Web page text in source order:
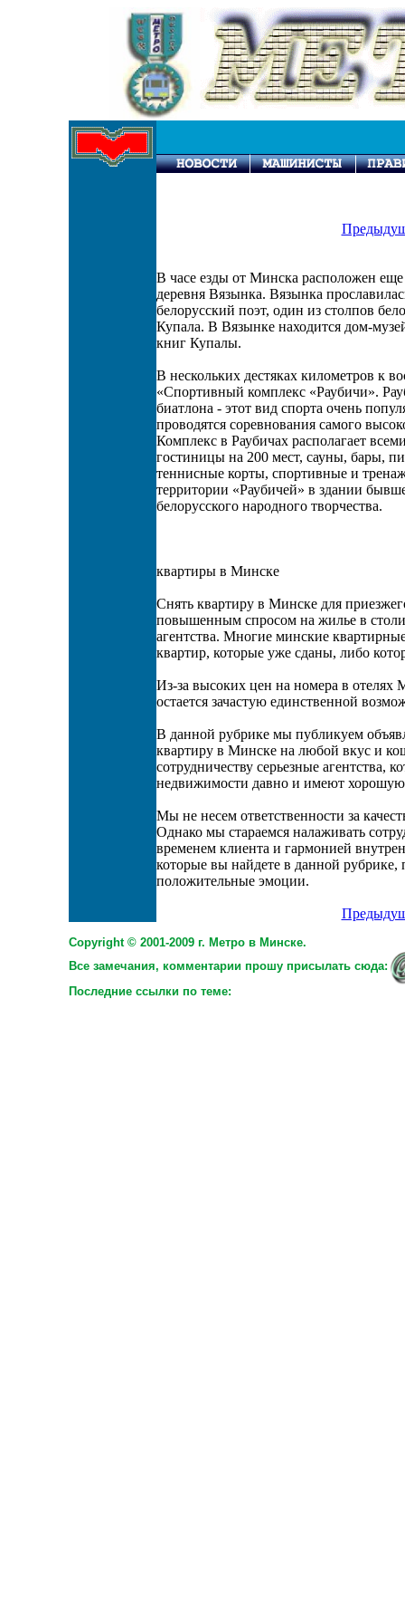
В часе езды от Минска расположен
деревня Вязынка. Вязынка
белорусский поэт, один из столпов
Купала. В Вязынке находится дом-
книг Купалы.
В нескольких дестяках километров к
«Спортивный комплекс «Раубичи».
биатлона - этот вид спорта очень
проводятся соревнования самого
Комплекс в Раубичах располагает
гостиницы на 200 мест, сауны, бары,
теннисные корты, спортивные и
территории «Раубичей» в здании
белорусского народного творчества.
квартиры в Минске
Снять квартиру в Минске для
повышенным спросом на жилье в
агентства. Многие минские
квартир, которые уже сданы, либо
Из-за высоких цен на номера в отелях
остается зачастую единственной
В данной рубрике мы публикуем
квартиру в Минске на любой вкус и
сотрудничеству серьезные агентства,
недвижимости давно и имеют
Мы не несем ответственности за
Однако мы стараемся налаживать
временем клиента и гармонией
которые вы найдете в данной
положительные эмоции.
Copyright © 2001-2009 г. Метро в Минске.
Все замечания, комментарии прошу присылать сюда:
Последние ссылки по теме: